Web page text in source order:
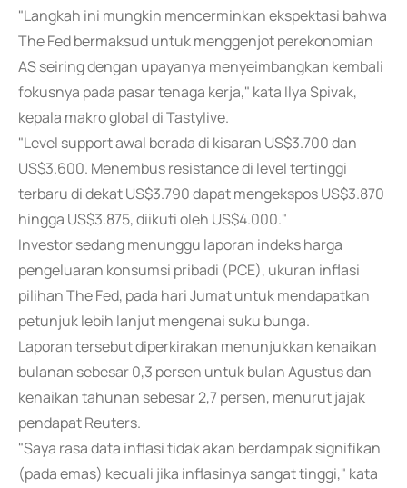
"Langkah ini mungkin mencerminkan ekspektasi bahwa
The Fed bermaksud untuk menggenjot perekonomian
AS seiring dengan upayanya menyeimbangkan kembali
fokusnya pada pasar tenaga kerja," kata Ilya Spivak,
kepala makro global di Tastylive.
"Level support awal berada di kisaran US$3.700 dan
US$3.600. Menembus resistance di level tertinggi
terbaru di dekat US$3.790 dapat mengekspos US$3.870
hingga US$3.875, diikuti oleh US$4.000."
Investor sedang menunggu laporan indeks harga
pengeluaran konsumsi pribadi (PCE), ukuran inflasi
pilihan The Fed, pada hari Jumat untuk mendapatkan
petunjuk lebih lanjut mengenai suku bunga.
Laporan tersebut diperkirakan menunjukkan kenaikan
bulanan sebesar 0,3 persen untuk bulan Agustus dan
kenaikan tahunan sebesar 2,7 persen, menurut jajak
pendapat Reuters.
"Saya rasa data inflasi tidak akan berdampak signifikan
(pada emas) kecuali jika inflasinya sangat tinggi," kata